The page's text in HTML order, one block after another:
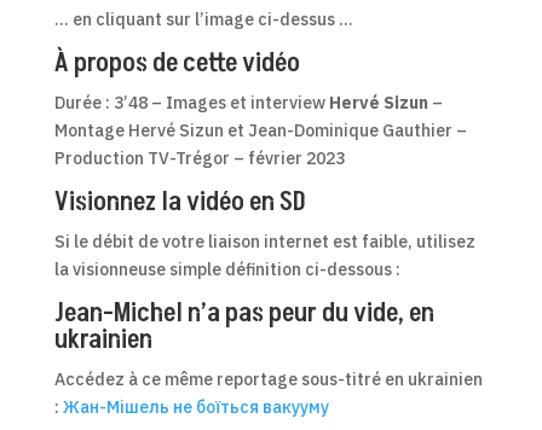
… en cliquant sur l’image ci-dessus …
À propos de cette vidéo
Durée : 3’48 – Images et interview Hervé Sizun–
Montage Hervé Sizun et Jean-Dominique Gauthier –
Production TV-Trégor – février 2023
Visionnez la vidéo en SD
Si le débit de votre liaison internet est faible, utilisez
la visionneuse simple définition ci-dessous :
Jean-Michel n’a pas peur du vide, en
ukrainien
Accédez à ce même reportage sous-titré en ukrainien
: Жан-Мішель не боїться вакууму